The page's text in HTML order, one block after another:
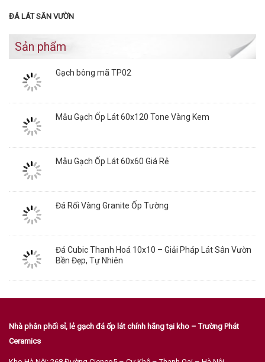
ĐÁ LÁT SÂN VƯỜN
Sản phẩm
Gạch bông mã TP02
Mẫu Gạch Ốp Lát 60x120 Tone Vàng Kem
Mẫu Gạch Ốp Lát 60x60 Giá Rẻ
Đá Rối Vàng Granite Ốp Tường
Đá Cubic Thanh Hoá 10x10 – Giải Pháp Lát Sân Vườn
Bền Đẹp, Tự Nhiên
Nhà phân phối sỉ, lẻ gạch đá ốp lát chính hãng tại kho – Trường Phát
Ceramics